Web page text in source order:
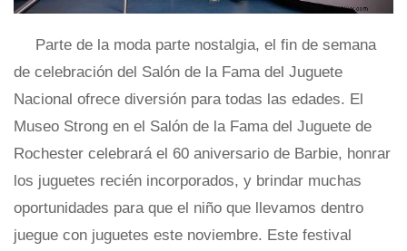
Parte de la moda parte nostalgia, el fin de semana
de celebración del Salón de la Fama del Juguete
Nacional ofrece diversión para todas las edades. El
Museo Strong en el Salón de la Fama del Juguete de
Rochester celebrará el 60 aniversario de Barbie, honrar
los juguetes recién incorporados, y brindar muchas
oportunidades para que el niño que llevamos dentro
juegue con juguetes este noviembre. Este festival